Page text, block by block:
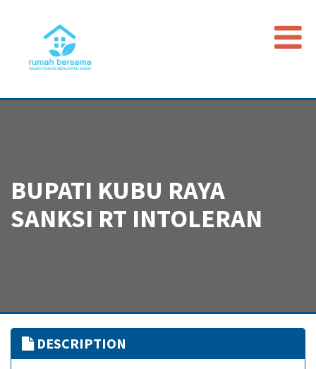
Beranda
Regulasi
Advokasi PGI
BUPATI KUBU RAYA
SANKSI RT INTOLERAN
DESCRIPTION